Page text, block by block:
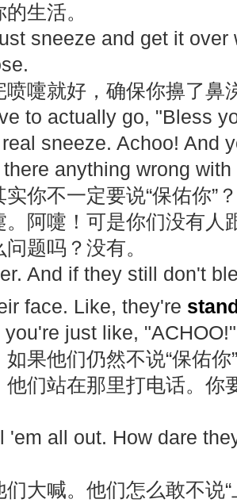
生活。
sneeze and get it
喷嚏就好，确保你擤了鼻
to actually go, "Bless
sneeze. Achoo! And
anything wrong
你不一定要说“保佑你”
阿嚏！可是你们没有人
题吗？没有。
And if they still don't
face. Like, they're
just like,
果他们仍然不说“保佑
们站在那里打电话。你
'em all out. How dare
大喊。他们怎么敢不说“